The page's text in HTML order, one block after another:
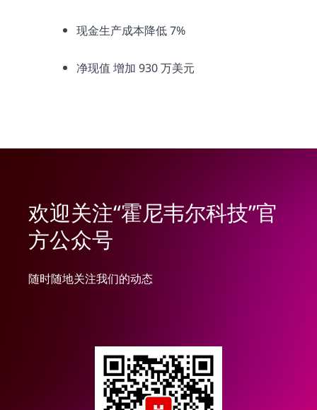
现金生产成本降低 7%
净现值 增加 930 万美元
欢迎关注“霍尼韦尔科技”官
方公众号
随时随地关注我们的动态